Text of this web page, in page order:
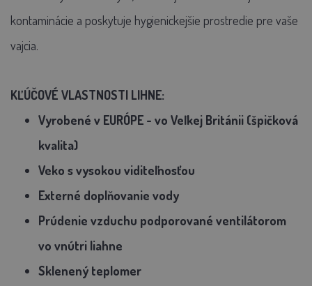
kontaminácie a poskytuje hygienickejšie prostredie pre vaše
vajcia.
KĽÚČOVÉ VLASTNOSTI LIHNE:
Vyrobené v EURÓPE - vo Veľkej Británii (špičková
kvalita)
Veko s vysokou viditeľnosťou
Externé doplňovanie vody
Prúdenie vzduchu podporované ventilátorom
vo vnútri liahne
Sklenený teplomer